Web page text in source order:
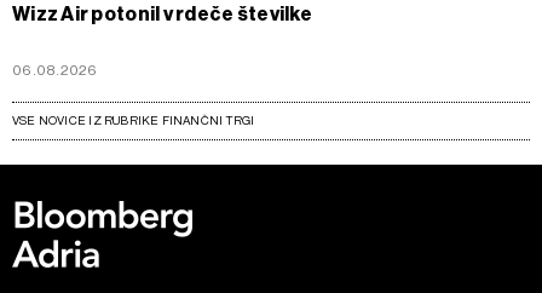
Wizz Air potonil v rdeče številke
06.08.2026
VSE NOVICE IZ RUBRIKE FINANČNI TRGI